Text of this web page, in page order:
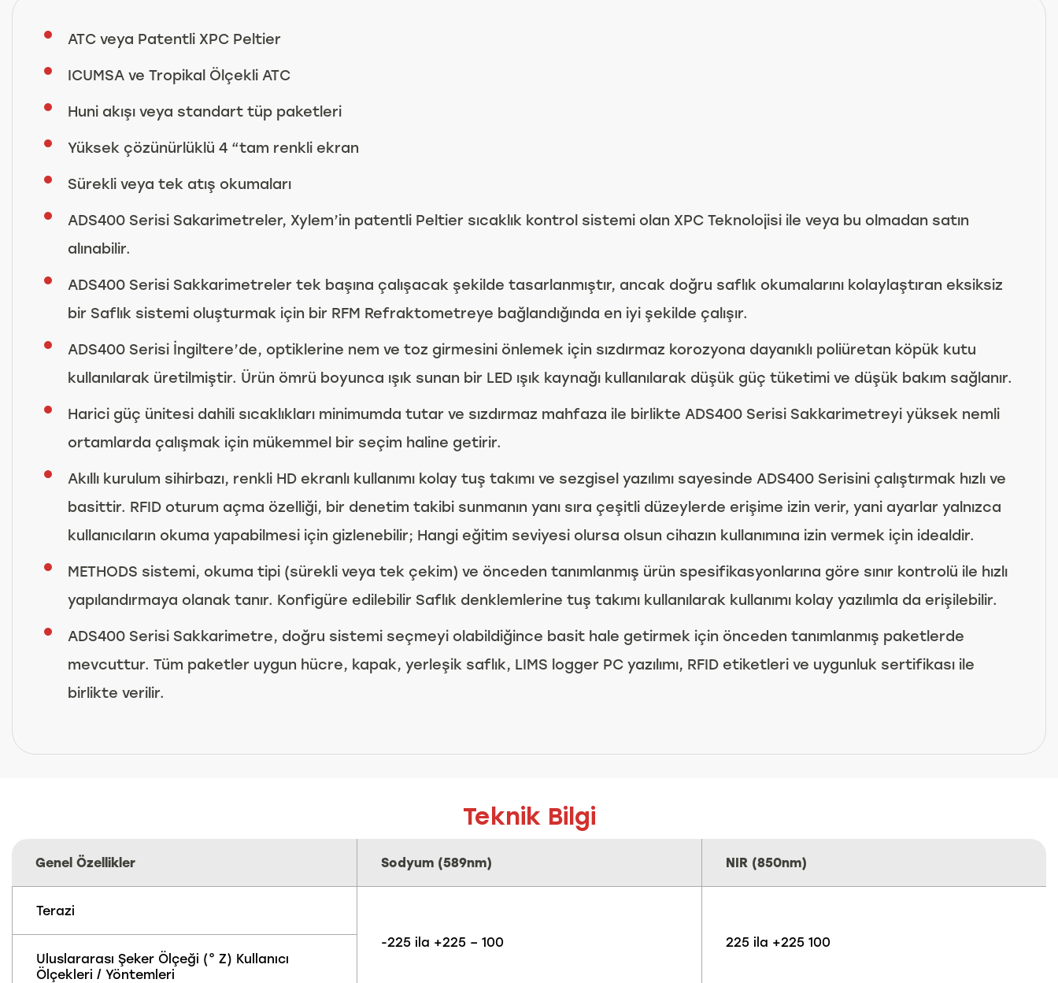
ATC veya Patentli XPC Peltier
ICUMSA ve Tropikal Ölçekli ATC
Huni akışı veya standart tüp paketleri
Yüksek çözünürlüklü 4 “tam renkli ekran
Sürekli veya tek atış okumaları
ADS400 Serisi Sakarimetreler, Xylem’in patentli Peltier sıcaklık kontrol sistemi olan XPC Teknolojisi ile veya bu olmadan satın
alınabilir.
ADS400 Serisi Sakkarimetreler tek başına çalışacak şekilde tasarlanmıştır, ancak doğru saflık okumalarını kolaylaştıran eksiksiz
bir Saflık sistemi oluşturmak için bir RFM Refraktometreye bağlandığında en iyi şekilde çalışır.
ADS400 Serisi İngiltere’de, optiklerine nem ve toz girmesini önlemek için sızdırmaz korozyona dayanıklı poliüretan köpük kutu
kullanılarak üretilmiştir. Ürün ömrü boyunca ışık sunan bir LED ışık kaynağı kullanılarak düşük güç tüketimi ve düşük bakım sağlanır.
Harici güç ünitesi dahili sıcaklıkları minimumda tutar ve sızdırmaz mahfaza ile birlikte ADS400 Serisi Sakkarimetreyi yüksek nemli
ortamlarda çalışmak için mükemmel bir seçim haline getirir.
Akıllı kurulum sihirbazı, renkli HD ekranlı kullanımı kolay tuş takımı ve sezgisel yazılımı sayesinde ADS400 Serisini çalıştırmak hızlı ve
basittir. RFID oturum açma özelliği, bir denetim takibi sunmanın yanı sıra çeşitli düzeylerde erişime izin verir, yani ayarlar yalnızca
kullanıcıların okuma yapabilmesi için gizlenebilir; Hangi eğitim seviyesi olursa olsun cihazın kullanımına izin vermek için idealdir.
METHODS sistemi, okuma tipi (sürekli veya tek çekim) ve önceden tanımlanmış ürün spesifikasyonlarına göre sınır kontrolü ile hızlı
yapılandırmaya olanak tanır. Konfigüre edilebilir Saflık denklemlerine tuş takımı kullanılarak kullanımı kolay yazılımla da erişilebilir.
ADS400 Serisi Sakkarimetre, doğru sistemi seçmeyi olabildiğince basit hale getirmek için önceden tanımlanmış paketlerde
mevcuttur. Tüm paketler uygun hücre, kapak, yerleşik saflık, LIMS logger PC yazılımı, RFID etiketleri ve uygunluk sertifikası ile
birlikte verilir.
Teknik Bilgi
Genel Özellikler Sodyum (589nm) NIR (850nm)
Terazi
-225 ila +225 – 100
225 ila +225 100
Uluslararası Şeker Ölçeği (° Z) Kullanıcı
Ölçekleri / Yöntemleri